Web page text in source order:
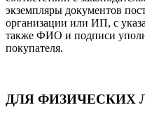
экземпляры документов
организации или ИП, с
также ФИО и подписи
покупателя.
ДЛЯ ФИЗИЧЕСКИХ